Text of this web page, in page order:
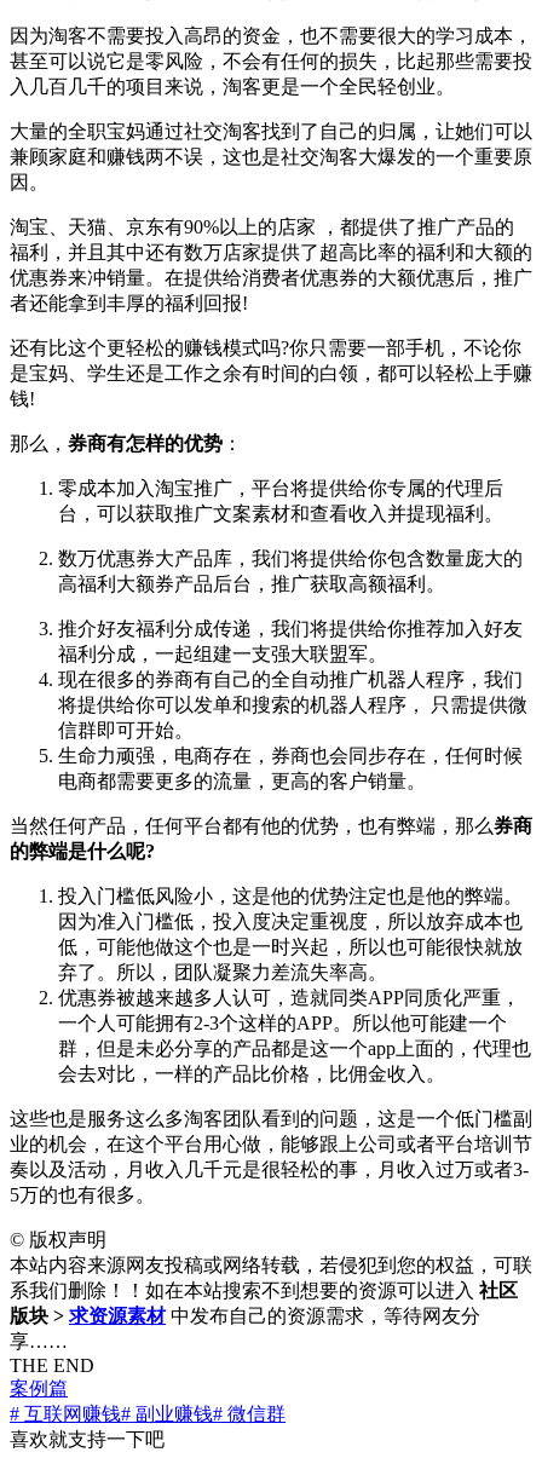
因为淘客不需要投入高昂的资金，也不需要很大的学习成本，
甚至可以说它是零风险，不会有任何的损失，比起那些需要投
入几百几千的项目来说，淘客更是一个全民轻创业。
大量的全职宝妈通过社交淘客找到了自己的归属，让她们可以
兼顾家庭和赚钱两不误，这也是社交淘客大爆发的一个重要原
因。
淘宝、天猫、京东有90%以上的店家 ，都提供了推广产品的
福利，并且其中还有数万店家提供了超高比率的福利和大额的
优惠券来冲销量。在提供给消费者优惠券的大额优惠后，推广
者还能拿到丰厚的福利回报!
还有比这个更轻松的赚钱模式吗?你只需要一部手机，不论你
是宝妈、学生还是工作之余有时间的白领，都可以轻松上手赚
钱!
那么， 券商有怎样的优势 ：
零成本加入淘宝推广，平台将提供给你专属的代理后
台，可以获取推广文案素材和查看收入并提现福利。
数万优惠券大产品库，我们将提供给你包含数量庞大的
高福利大额券产品后台，推广获取高额福利。
推介好友福利分成传递，我们将提供给你推荐加入好友
福利分成，一起组建一支强大联盟军。
现在很多的券商有自己的全自动推广机器人程序，我们
将提供给你可以发单和搜索的机器人程序， 只需提供微
信群即可开始。
生命力顽强，电商存在，券商也会同步存在，任何时候
电商都需要更多的流量，更高的客户销量。
当然任何产品，任何平台都有他的优势，也有弊端，那么券商
的弊端是什么呢?
投入门槛低风险小，这是他的优势注定也是他的弊端。
因为准入门槛低，投入度决定重视度，所以放弃成本也
低，可能他做这个也是一时兴起，所以也可能很快就放
弃了。所以，团队凝聚力差流失率高。
优惠券被越来越多人认可，造就同类APP同质化严重，
一个人可能拥有2-3个这样的APP。所以他可能建一个
群，但是未必分享的产品都是这一个app上面的，代理也
会去对比， 一样的产品比价格，比佣金收入。
这些也是服务这么多淘客团队看到的问题，这是一个低门槛副
业的机会，在这个平台用心做，能够跟上公司或者平台培训节
奏以及活动，月收入几千元是很轻松的事，月收入过万或者3-
5万的也有很多。
© 版权声明
本站内容来源网友投稿或网络转载，若侵犯到您的权益，可联
系我们删除！！如在本站搜索不到想要的资源可以进入 社区
版块 > 求资源素材 中发布自己的资源需求，等待网友分
享……
THE END
案例篇
# 互联网赚钱# 副业赚钱# 微信群
喜欢就支持一下吧